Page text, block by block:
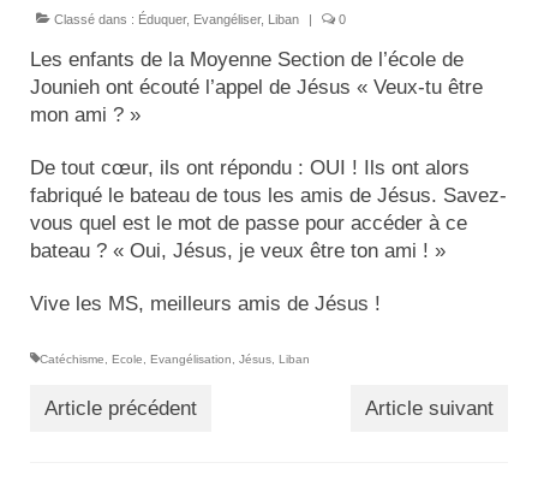
Classé dans : Éduquer, Evangéliser, Liban | 0
Les enfants de la Moyenne Section de l’école de
Jounieh ont écouté l’appel de Jésus « Veux-tu être
mon ami ? »
De tout cœur, ils ont répondu : OUI ! Ils ont alors
fabriqué le bateau de tous les amis de Jésus. Savez-
vous quel est le mot de passe pour accéder à ce
bateau ? « Oui, Jésus, je veux être ton ami ! »
Vive les MS, meilleurs amis de Jésus !
Catéchisme Ecole Evangélisation Jésus Liban
Article précédent Article suivant